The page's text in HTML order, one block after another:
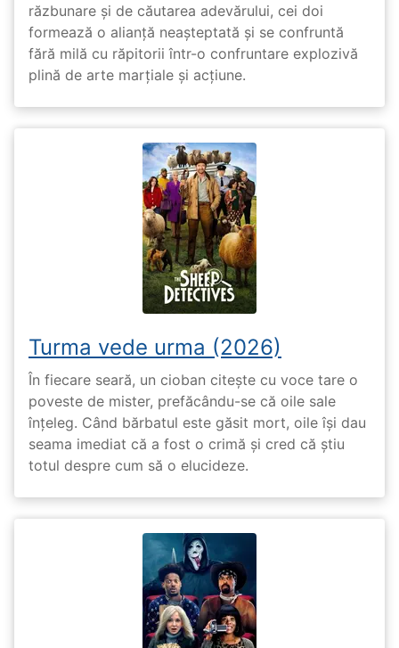
răzbunare și de căutarea adevărului, cei doi
formează o alianță neașteptată și se confruntă
fără milă cu răpitorii într-o confruntare explozivă
plină de arte marțiale și acțiune.
Turma vede urma (2026)
În fiecare seară, un cioban citește cu voce tare o
poveste de mister, prefăcându-se că oile sale
înțeleg. Când bărbatul este găsit mort, oile își dau
seama imediat că a fost o crimă și cred că știu
totul despre cum să o elucideze.